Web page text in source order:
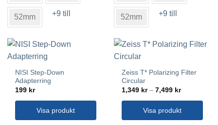
flera
varianter.
De
alternativen
kan
på
produktsidan
52mm +9 till
flera
varianter.
De
alternativen
kan
på
produktsidan
52mm +9 till
NISI Step-Down
Adapterring
199 kr
Visa produkt
Zeiss T* Polarizing Filter
Circular
1,349 kr – 7,499 krPrisintervall:
till
7,499 kr
Visa produkt